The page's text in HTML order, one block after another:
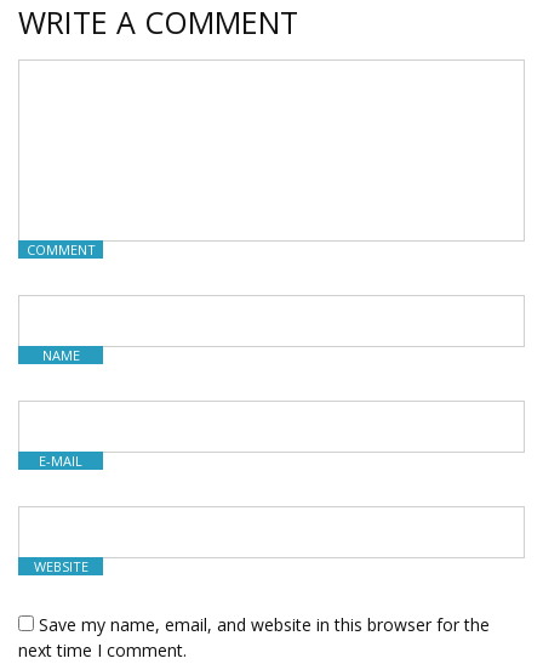
WRITE A COMMENT
COMMENT
NAME
E-MAIL
WEBSITE
Save my name, email, and website in this browser for the
next time I comment.